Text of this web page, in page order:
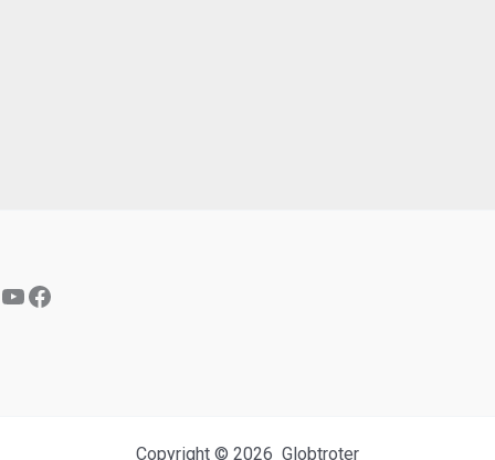
Copyright © 2026 Globtroter